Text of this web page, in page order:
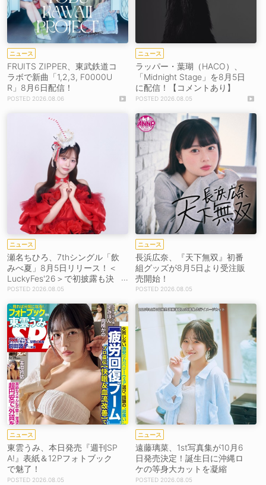
ニュース
FRUITS ZIPPER、東武鉄道コ
ラボで新曲「1,2,3, F0000U
R」8月6日配信！
2026.08.06
ニュース
ラッパー・葉瑚（HACO）、
「Midnight Stage」を8月5日
に配信！【コメントあり】
2026.08.05
ニュース
瀬名ちひろ、7thシングル「飲
みべ夏」8月5日リリース！＜
LuckyFes'26＞で初披露も決
定
2026.08.05
ニュース
長浜広奈、『天下無双』初番
組グッズが8月5日より受注販
売開始！
2026.08.05
ニュース
東雲うみ、本日発売『週刊SP
A!』表紙＆12Pフォトブック
で魅了！
2026.08.05
ニュース
遠藤璃菜、1st写真集が10月6
日発売決定！誕生日に沖縄ロ
ケの等身大カットを凝縮
2026.08.05